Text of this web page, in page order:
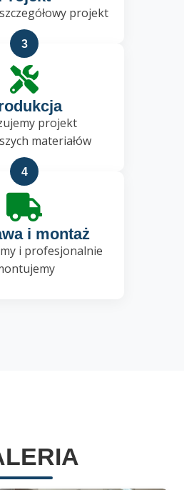
projekt
3
projekt
materiałów
4
i montaż
i profesjonalnie